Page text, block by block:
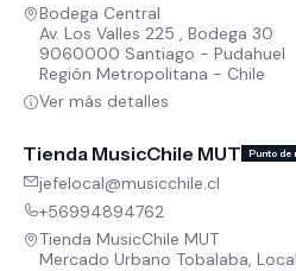
Bodega Central
Av. Los Valles 225 , Bodega 30
9060000 Santiago - Pudahuel
Región Metropolitana - Chile
Ver más detalles
Tienda MusicChile MUT Punto de
jefelocal@musicchile.cl
+56994894762
Tienda MusicChile MUT
Mercado Urbano Tobalaba,